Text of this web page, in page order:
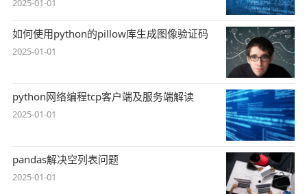
如何使用python的pillow库生成图像验证码
2025-01-01
python网络编程tcp客户端及服务端解读
2025-01-01
pandas解决空列表问题
2025-01-01